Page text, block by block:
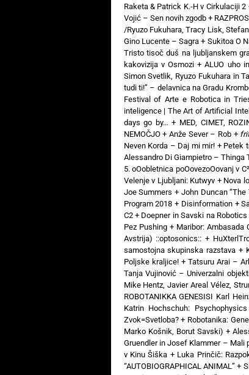
Raketa & Patrick K.-H v Cirkulaciji 2
Vojić – Sen novih zgodb+
/Ryuzo Fukuhara, Tracy Lisk,
Gino Lucente – Sagra + Sukitoa O
Tristo tisoč duš na ljubljanskem
kakovizija v Osmozi+ALUO uho
Simon Svetlik, Ryuzo Fukuhara in
tudi ti!” – delavnica na Gradu
Festival of Arte e Robotica in
inteligence | The Art of Artificial
days go by… + MED, CIMET,
NEMOČJO+ Anže Sever – Rob+
Neven Korda – Daj mi mir! + Petek
Alessandro Di Giampietro – Thinga
5. oOobletnica poOovezoOovanj v C²
Velenje v Ljubljani: Kutwyv + Nova
Joe Summers + John Duncan “The
Program 2018 + Disinformation +
C2+ Doepner in Savski na
Pez Pushing+ Maribor: Ambasada
Avstrija) ::optosonics:: +
samostojna skupinska razstava +
Poljske kraljice!+ Tatsuru Arai –
Tanja Vujinović – Univerzalni
Mike Hentz, Javier Areal Vélez,
ROBOTANIKKA GENESISI Karl
Katrin Hochschuh:
Zvok=Svetloba?+ Robotanika:
Marko Košnik, Borut Savski) +
Gruendler in Josef Klammer – Mali
v Kinu Šiška + Luka Prinčič:
“AUTOBIOGRAPHICAL ANIMAL”+